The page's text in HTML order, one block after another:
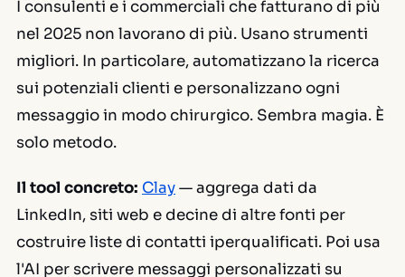
I consulenti e i commerciali che fatturano di più
nel 2025 non lavorano di più. Usano strumenti
migliori. In particolare, automatizzano la ricerca
sui potenziali clienti e personalizzano ogni
messaggio in modo chirurgico. Sembra magia. È
solo metodo.
Il tool concreto: Clay— aggrega dati da
LinkedIn, siti web e decine di altre fonti per
costruire liste di contatti iperqualificati. Poi usa
l'AI per scrivere messaggi personalizzati su